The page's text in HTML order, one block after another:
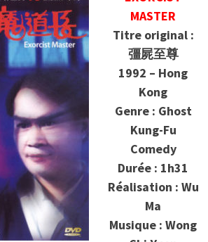
MASTER
Titre original :
彊屍至尊
1992 – Hong
Kong
Genre : Ghost
Kung-Fu
Comedy
Durée : 1h31
Réalisation : Wu
Ma
Musique : Wong